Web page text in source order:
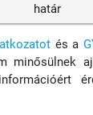
határ
és a
minősülnek